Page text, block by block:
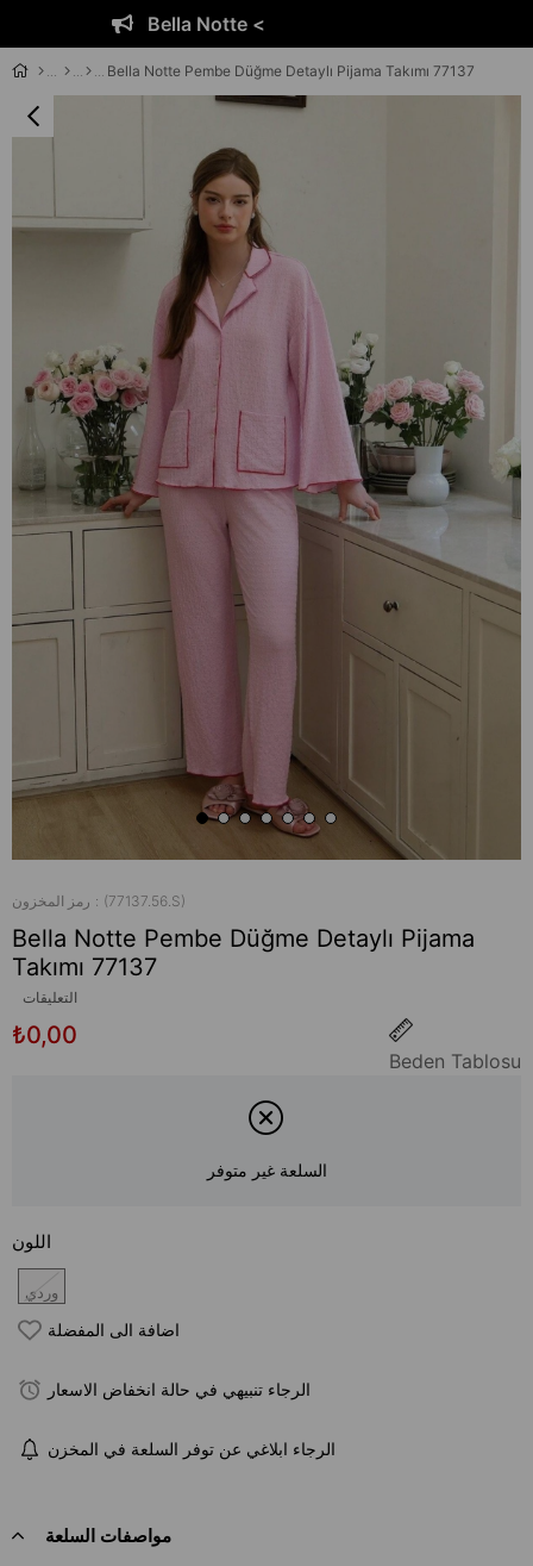
Bella Notte <
Bella Notte Pembe Düğme Detaylı Pijama Takımı 77137
رمز المخزون (77137.56.S)
Bella Notte Pembe Düğme Detaylı Pijama
Takımı 77137
التعليقات
₺0,00
Beden Tablosu
السلعة غير متوفر
اللون
وردي
اضافة الى المفضلة
الرجاء تنبيهي في حالة انخفاض الاسعار
الرجاء ابلاغي عن توفر السلعة في المخزن
مواصفات السلعة